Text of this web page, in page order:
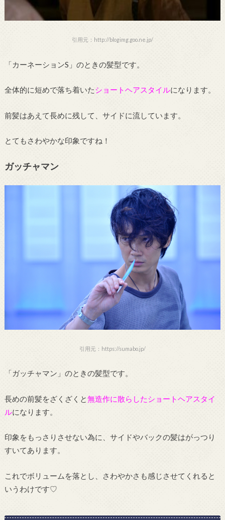
引用元：http://blogimg.goo.ne.jp/
「カーネーションS」のときの髪型です。
全体的に短めで落ち着いたショートヘアスタイルになります。
前髪はあえて長めに残して、サイドに流しています。
とてもさわやかな印象ですね！
ガッチャマン
引用元：https://sumabo.jp/
「ガッチャマン」のときの髪型です。
長めの前髪をざくざくと無造作に散らしたショートヘアスタイ
ルになります。
印象をもっさりさせない為に、サイドやバックの髪はがっつり
すいてあります。
これでボリュームを落とし、さわやかさも感じさせてくれると
いうわけです♡